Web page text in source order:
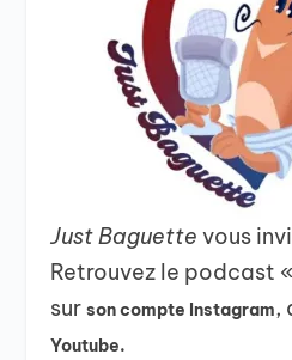
Just Baguettevous
Retrouvez le podcast
surson compte Instagram,
Youtube.